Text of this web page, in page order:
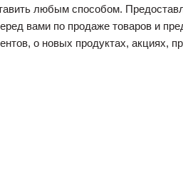
любым способом.
вами по продаже товаров и
о новых продуктах, акциях,